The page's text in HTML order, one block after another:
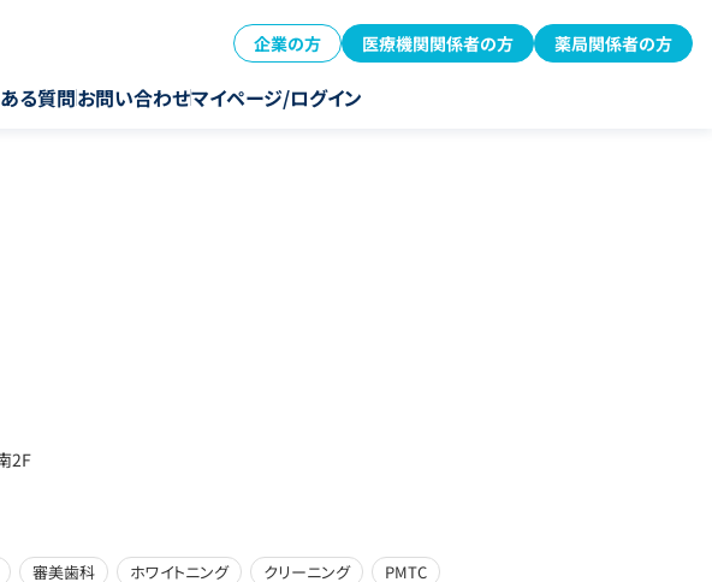
企業の方 医療機関関係者の方 薬局関係者の方
る質問お問い合わせマイページ/ログイン
2F
審美歯科 ホワイトニング クリーニング
PMTC